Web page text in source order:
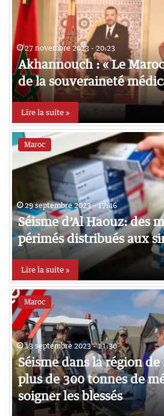
27 novembre 2023 - 20:23
Akhannouch : « Le
de la souveraineté
Lire la suite »
Maroc
29 septembre 2023 - 17:46
Séisme d’Al Haouz: des
périmés distribués aux
Lire la suite »
Maroc
13 septembre 2023 - 11:30
Séisme dans la région
plus de 300 tonnes de
soigner les blessés